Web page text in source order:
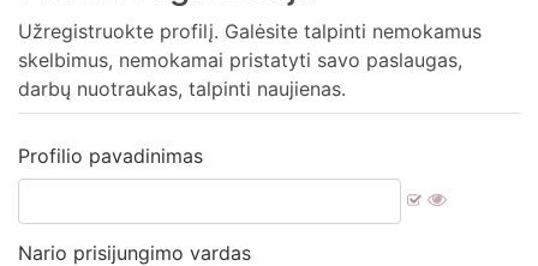
Užregistruоkte profilį. Galėsite talpinti nemokamus
skelbimus, nemokamai pristatyti savo paslaugas,
darbų nuotraukas, talpinti naujienas.
Profilio pavadinimas
Nario prisijungimo vardas